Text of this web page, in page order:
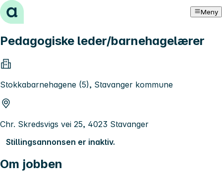
Hopp til innhold Meny
Pedagogiske leder/barnehagelærer
Stokkabarnehagene (5), Stavanger kommune
Chr. Skredsvigs vei 25, 4023 Stavanger
Stillingsannonsen er inaktiv.
Om jobben